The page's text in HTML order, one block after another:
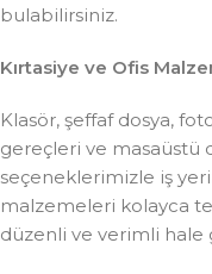
bulabilirsiniz.
Kırtasiye ve Ofis
Klasör, şeffaf dosya,
gereçleri ve masaüstü
seçeneklerimizle iş
malzemeleri kolayca
düzenli ve verimli hale